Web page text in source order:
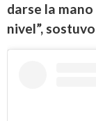
darse la
nivel”, sostuvo